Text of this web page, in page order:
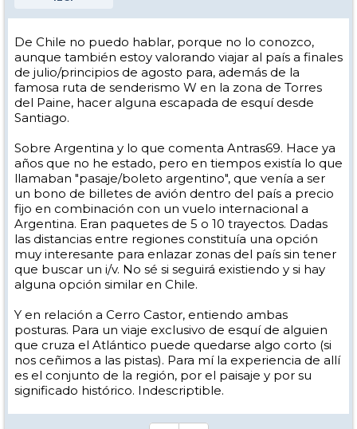
De Chile no puedo hablar, porque no lo conozco,
aunque también estoy valorando viajar al país a finales
de julio/principios de agosto para, además de la
famosa ruta de senderismo W en la zona de Torres
del Paine, hacer alguna escapada de esquí desde
Santiago.
Sobre Argentina y lo que comenta Antras69. Hace ya
años que no he estado, pero en tiempos existía lo que
llamaban "pasaje/boleto argentino", que venía a ser
un bono de billetes de avión dentro del país a precio
fijo en combinación con un vuelo internacional a
Argentina. Eran paquetes de 5 o 10 trayectos. Dadas
las distancias entre regiones constituía una opción
muy interesante para enlazar zonas del país sin tener
que buscar un i/v. No sé si seguirá existiendo y si hay
alguna opción similar en Chile.
Y en relación a Cerro Castor, entiendo ambas
posturas. Para un viaje exclusivo de esquí de alguien
que cruza el Atlántico puede quedarse algo corto (si
nos ceñimos a las pistas). Para mí la experiencia de allí
es el conjunto de la región, por el paisaje y por su
significado histórico. Indescriptible.